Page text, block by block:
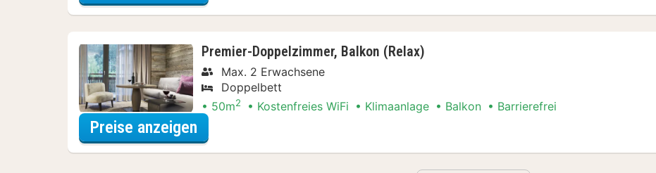
Premier-Doppelzimmer, Balkon (Relax)
Max. 2 Erwachsene
Doppelbett
50m2 Kostenfreies WiFi Klimaanlage Balkon Barrierefrei
Preise anzeigen